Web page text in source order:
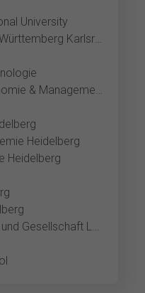
University
Duale Hochschule Baden-Württemberg Karlsruhe
FOM Hochschule für Ökonomie & Management Karlsruhe
Heidelberg
Heidelberg
Hochschule für Wirtschaft und Gesellschaft Ludwigshafen